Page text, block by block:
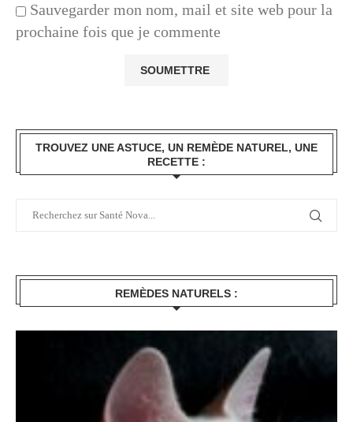
Sauvegarder mon nom, mail et site web pour la
prochaine fois que je commente
TROUVEZ UNE ASTUCE, UN REMÈDE NATUREL, UNE
RECETTE :
REMÈDES NATURELS :